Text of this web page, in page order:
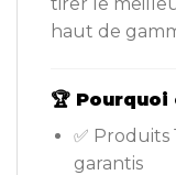
haut de
🏆 Pourquoi
✅
garantis